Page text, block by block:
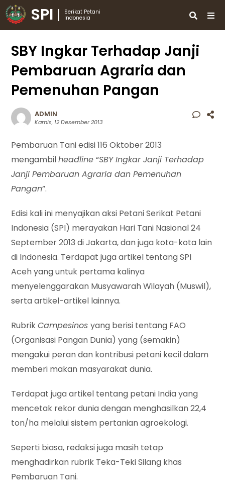
SPI
Serikat Petani
Indonesia
SBY Ingkar Terhadap Janji
Pembaruan Agraria dan
Pemenuhan Pangan
ADMIN
Kamis, 12 Desember 2013
Pembaruan Tani edisi 116 Oktober 2013
mengambilheadline“SBY Ingkar Janji Terhadap
Janji Pembaruan Agraria dan Pemenuhan
Pangan”.
Edisi kali ini menyajikan aksi Petani Serikat Petani
Indonesia (SPI) merayakan Hari Tani Nasional 24
September 2013 di Jakarta, dan juga kota-kota lain
di Indonesia. Terdapat juga artikel tentang SPI
Aceh yang untuk pertama kalinya
menyelenggarakan Musyawarah Wilayah (Muswil),
serta artikel-artikel lainnya.
RubrikCampesinosyang berisi tentang FAO
(Organisasi Pangan Dunia) yang (semakin)
mengakui peran dan kontribusi petani kecil dalam
memberi makan masyarakat dunia.
Terdapat juga artikel tentang petani India yang
mencetak rekor dunia dengan menghasilkan 22,4
ton/ha melalui sistem pertanian agroekologi.
Seperti biasa, redaksi juga masih tetap
menghadirkan rubrik Teka-Teki Silang khas
Pembaruan Tani.